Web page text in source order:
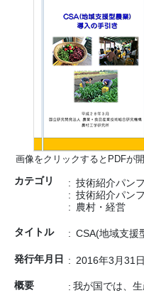
画像をクリックするとPDFが
カテゴリ
技術紹介パン
技術紹介パン
農村・経営
タイトル CSA(地域支援
発行年月日 2016年3月31日
概要
我が国では、